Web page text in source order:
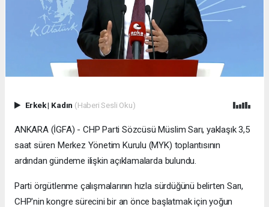
Erkek| Kadın (Haberi Sesli Oku)
ANKARA (İGFA) - CHP Parti Sözcüsü Müslim Sarı, yaklaşık 3,5
saat süren Merkez Yönetim Kurulu (MYK) toplantısının
ardından gündeme ilişkin açıklamalarda bulundu.
Parti örgütlenme çalışmalarının hızla sürdüğünü belirten Sarı,
CHP'nin kongre sürecini bir an önce başlatmak için yoğun